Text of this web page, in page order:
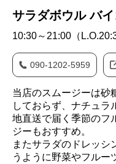
サラダボウル バ
10:30～21:00（
090-1202-5959
当店のスムージーは砂
しておらず、ナチュラ
地直送で届く季節のフ
ジーもおすすめ。
またサラダのドレッシ
うように野菜やフルー